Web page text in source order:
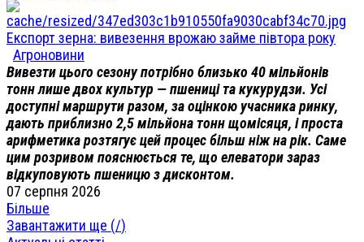
Експорт зерна: вивезення врожаю займе півтора року
Агроновини
Вивезти цього сезону потрібно близько 40 мільйонів
тонн лише двох культур — пшениці та кукурудзи. Усі
доступні маршрути разом, за оцінкою учасника ринку,
дають приблизно 2,5 мільйона тонн щомісяця, і проста
арифметика розтягує цей процес більш ніж на рік. Саме
цим розривом пояснюється те, що елеватори зараз
відкуповують пшеницю з дисконтом.
07 серпня 2026
Більше
Завантажити ще (/)